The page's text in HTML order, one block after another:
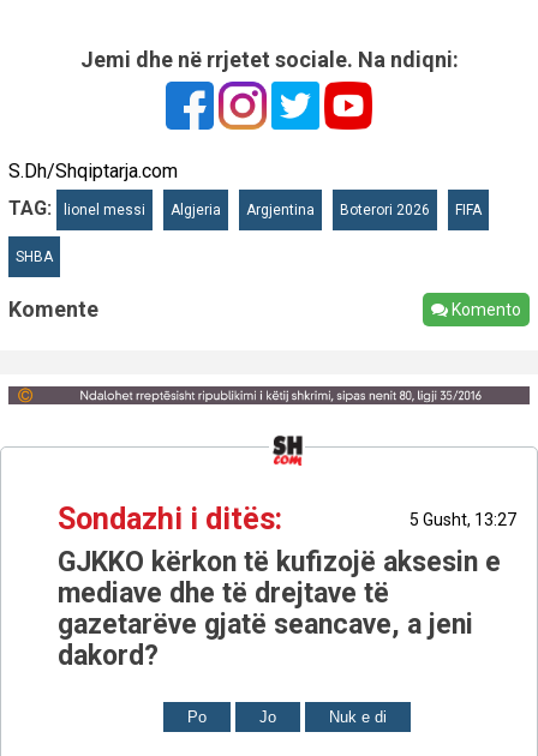
Jemi dhe në rrjetet sociale. Na ndiqni:
S.Dh/Shqiptarja.com
TAG:
lionel messi Algjeria Argjentina Boterori 2026 FIFA
SHBA
Komente Komento
Sondazhi i ditës: 5 Gusht, 13:27
GJKKO kërkon të kufizojë aksesin e
mediave dhe të drejtave të
gazetarëve gjatë seancave, a jeni
dakord?
Po Jo Nuk e di